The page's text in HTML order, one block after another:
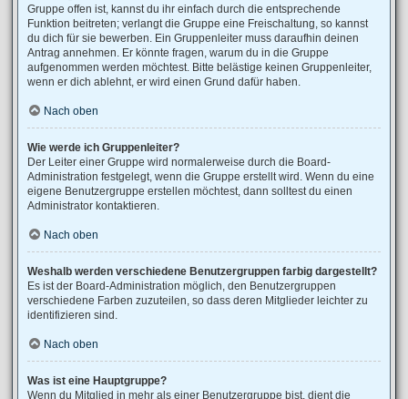
Gruppe offen ist, kannst du ihr einfach durch die entsprechende
Funktion beitreten; verlangt die Gruppe eine Freischaltung, so kannst
du dich für sie bewerben. Ein Gruppenleiter muss daraufhin deinen
Antrag annehmen. Er könnte fragen, warum du in die Gruppe
aufgenommen werden möchtest. Bitte belästige keinen Gruppenleiter,
wenn er dich ablehnt, er wird einen Grund dafür haben.
Nach oben
Wie werde ich Gruppenleiter?
Der Leiter einer Gruppe wird normalerweise durch die Board-
Administration festgelegt, wenn die Gruppe erstellt wird. Wenn du eine
eigene Benutzergruppe erstellen möchtest, dann solltest du einen
Administrator kontaktieren.
Nach oben
Weshalb werden verschiedene Benutzergruppen farbig dargestellt?
Es ist der Board-Administration möglich, den Benutzergruppen
verschiedene Farben zuzuteilen, so dass deren Mitglieder leichter zu
identifizieren sind.
Nach oben
Was ist eine Hauptgruppe?
Wenn du Mitglied in mehr als einer Benutzergruppe bist, dient die